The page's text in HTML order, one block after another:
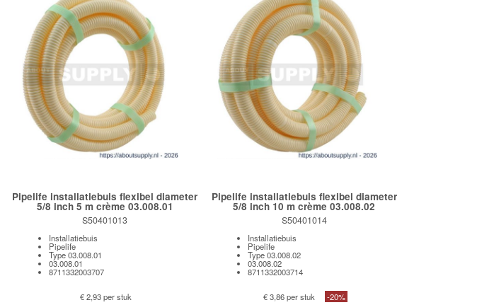
Pipelife installatiebuis flexibel diameter
5/8 inch 5 m crème 03.008.01
S50401013
Installatiebuis
Pipelife
Type 03.008.01
03.008.01
8711332003707
€ 2,93 per stuk
Pipelife installatiebuis flexibel diameter
5/8 inch 10 m crème 03.008.02
S50401014
Installatiebuis
Pipelife
Type 03.008.02
03.008.02
8711332003714
€ 3,86 per stuk -20%